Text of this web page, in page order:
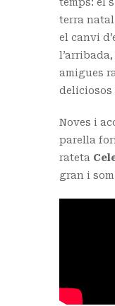
temps: el
terra natal
el canvi
amigues
deliciosos
Noves i
parella
rateta
gran i